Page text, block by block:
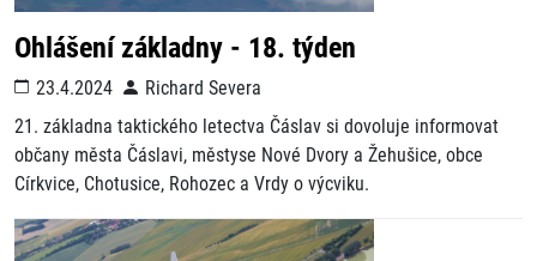
Ohlášení základny - 18. týden
23.4.2024
Richard Severa
21. základna taktického letectva Čáslav si dovoluje informovat
občany města Čáslavi, městyse Nové Dvory a Žehušice, obce
Církvice, Chotusice, Rohozec a Vrdy o výcviku.